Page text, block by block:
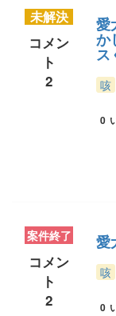
未解決
コメン
ト
2
愛
か
ス
咳
0
案件終了
コメン
ト
2
愛
咳
0